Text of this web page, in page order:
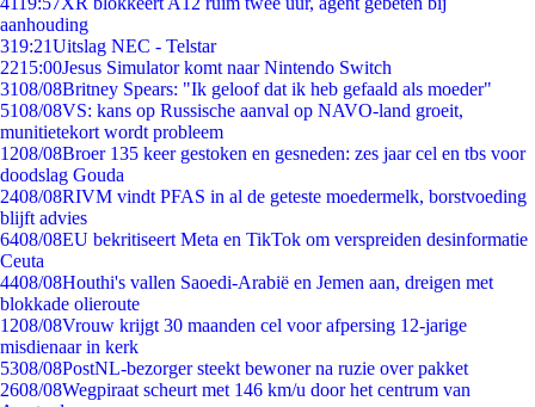
aanhouding
319:21Uitslag NEC - Telstar
2215:00Jesus Simulator komt naar Nintendo Switch
3108/08Britney Spears: "Ik geloof dat ik heb gefaald als moeder"
5108/08VS: kans op Russische aanval op NAVO-land groeit,
munitietekort wordt probleem
1208/08Broer 135 keer gestoken en gesneden: zes jaar cel en tbs voor
doodslag Gouda
2408/08RIVM vindt PFAS in al de geteste moedermelk, borstvoeding
blijft advies
6408/08EU bekritiseert Meta en TikTok om verspreiden desinformatie
Ceuta
4408/08Houthi's vallen Saoedi-Arabië en Jemen aan, dreigen met
blokkade olieroute
1208/08Vrouw krijgt 30 maanden cel voor afpersing 12-jarige
misdienaar in kerk
5308/08PostNL-bezorger steekt bewoner na ruzie over pakket
2608/08Wegpiraat scheurt met 146 km/u door het centrum van